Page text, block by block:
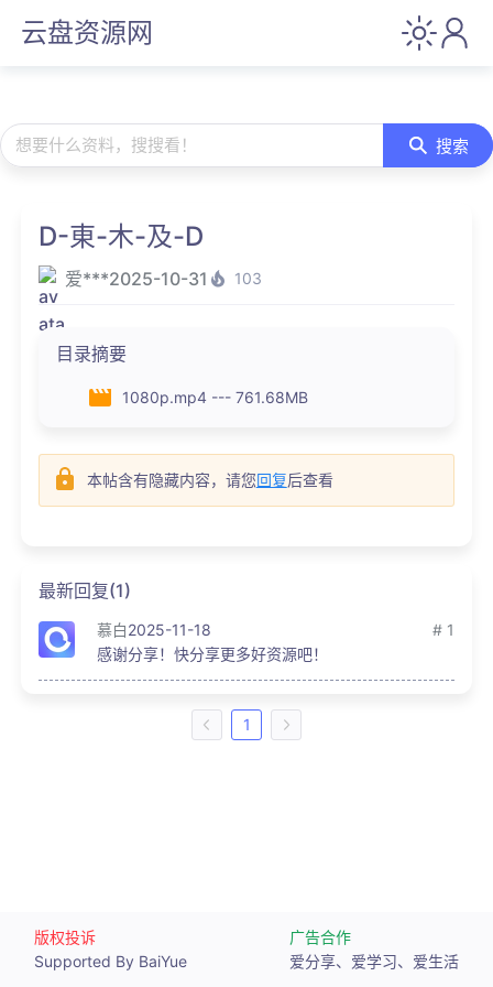
云盘资源网
想要什么资料，搜搜看！ 搜索
D-東-木-及-D
爱***2025-10-31 103
目录摘要
1080p.mp4 --- 761.68MB
本帖含有隐藏内容，请您回复后查看
最新回复(1)
慕白2025-11-18
# 1
感谢分享！快分享更多好资源吧！
1
版权投诉
Supported By BaiYue
广告合作
爱分享、爱学习、爱生活